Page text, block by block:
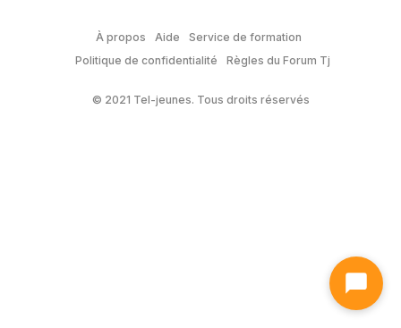
À propos Aide
Service de formation
Politique de confidentialité
Règles du Forum Tj
© 2021 Tel-jeunes. Tous droits réservés